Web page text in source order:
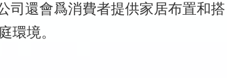
司還會爲消費者提供家居布置和搭
環境。